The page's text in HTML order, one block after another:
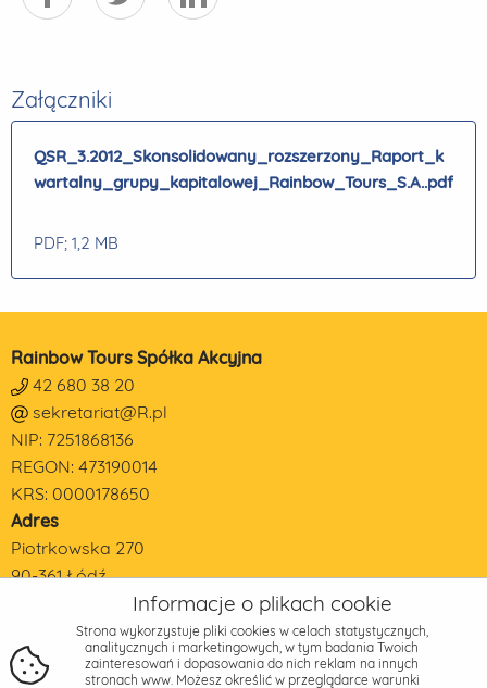
Załączniki
QSR_3.2012_Skonsolidowany_rozszerzony_Raport_k
wartalny_grupy_kapitalowej_Rainbow_Tours_S.A..pdf
PDF; 1,2 MB
Rainbow Tours Spółka Akcyjna
42 680 38 20
sekretariat@R.pl
NIP: 7251868136
REGON: 473190014
KRS: 0000178650
Adres
Piotrkowska 270
90-361 Łódź
Informacje o plikach cookie
Strona wykorzystuje pliki cookies w celach statystycznych,
analitycznych i marketingowych, w tym badania Twoich
zainteresowań i dopasowania do nich reklam na innych
stronach www. Możesz określić w przeglądarce warunki